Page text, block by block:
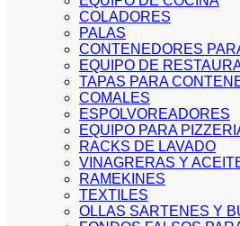
COLADORES
PALAS
CONTENEDORES
EQUIPO DE
TAPAS PARA
COMALES
ESPOLVOREADORES
EQUIPO PARA
RACKS DE LAVADO
VINAGRERAS Y
RAMEKINES
TEXTILES
OLLAS SARTENES Y